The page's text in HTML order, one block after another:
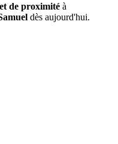
de proximité à
dès aujourd'hui.